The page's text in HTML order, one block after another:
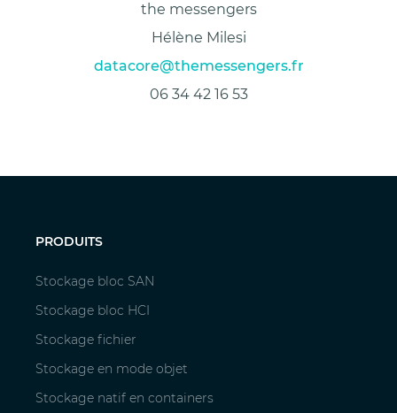
the messengers
Hélène Milesi
datacore@themessengers.fr
06 34 42 16 53
PRODUITS
Stockage bloc SAN
Stockage bloc HCI
Stockage fichier
Stockage en mode objet
Stockage natif en containers